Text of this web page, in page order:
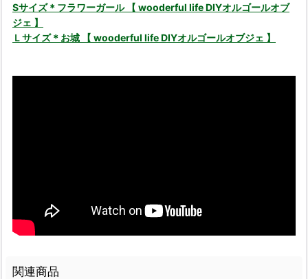
Sサイズ＊フラワーガール 【 wooderful life DIYオルゴールオブ
ジェ 】
Ｌサイズ＊お城 【 wooderful life DIYオルゴールオブジェ 】
関連商品